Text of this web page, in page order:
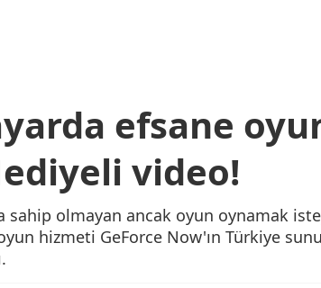
efsane
video!
sahip olmayan ancak oyun oynamak
hizmeti GeForce Now'ın Türkiye